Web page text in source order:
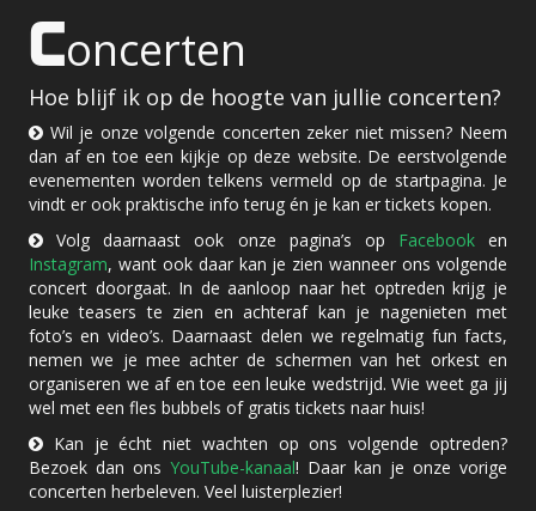
Concerten
Hoe blijf ik op de hoogte van jullie concerten?
Wil je onze volgende concerten zeker niet missen? Neem
dan af en toe een kijkje op deze website. De eerstvolgende
evenementen worden telkens vermeld op de startpagina. Je
vindt er ook praktische info terug én je kan er tickets kopen.
Volg daarnaast ook onze pagina’s op Facebooken
Instagram, want ook daar kan je zien wanneer ons volgende
concert doorgaat. In de aanloop naar het optreden krijg je
leuke teasers te zien en achteraf kan je nagenieten met
foto’s en video’s. Daarnaast delen we regelmatig fun facts,
nemen we je mee achter de schermen van het orkest en
organiseren we af en toe een leuke wedstrijd. Wie weet ga jij
wel met een fles bubbels of gratis tickets naar huis!
Kan je écht niet wachten op ons volgende optreden?
Bezoek dan ons YouTube-kanaal! Daar kan je onze vorige
concerten herbeleven. Veel luisterplezier!